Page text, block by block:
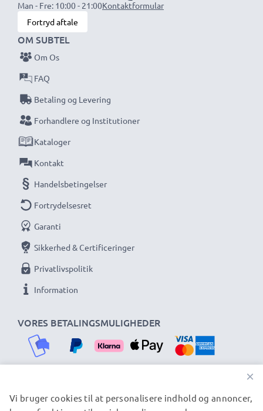
Man - Fre: 10:00 - 21:00Kontaktformular
Fortryd aftale
VORES BETALINGSMULIGHEDER
OM SUBTEL
Om Os
FAQ
Betaling og Levering
Forhandlere og Institutioner
Kataloger
Kontakt
Handelsbetingelser
Fortrydelsesret
Garanti
Sikkerhed & Certificeringer
Privatlivspolitik
Information
VORES FORSENDELSESPARTNERE
×
Vi bruger cookies til at personalisere indhold og annoncer,